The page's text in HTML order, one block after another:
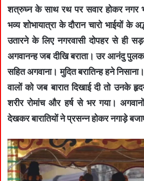
शत्रुघ्न के साथ रथ पर सवार होकर
भव्य शोभायात्रा के दौरान चारो भाईयों के
उतारने के लिए नगरवासी दोपहर से ही
अगवानन्ह जब दीखि बराता। उर आनंदु
सहित अगवाना। मुदित बरातिन्ह हने
वालों को जब बारात दिखाई दी तो उनके
शरीर रोमांच और हर्ष से भर गया।
देखकर बारातियों ने प्रसन्न होकर नगाड़े